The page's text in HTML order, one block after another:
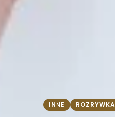
INNE ROZRYWKA